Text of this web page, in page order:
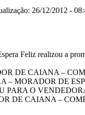
26/12/2012 -
Feliz realizou a
DE CAIANA –
– MORADOR DE
PARA O
DE CAIANA –